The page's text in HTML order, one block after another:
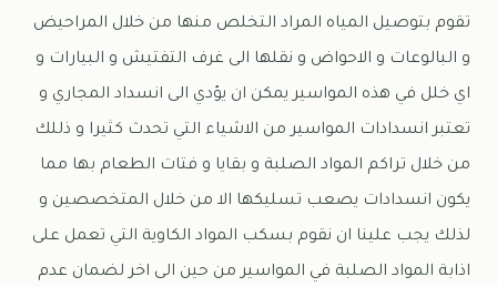
تقوم بتوصيل المياه المراد التخلص منها من خلال المراحيض
و البالوعات و الاحواض و نقلها الى غرف التفتيش و البيارات و
اي خلل في هذه المواسير يمكن ان يؤدي الى انسداد المجاري و
تعتبر انسدادات المواسير من الاشياء التي تحدث كثيرا و ذللك
من خلال تراكم المواد الصلبة و بقايا و فتات الطعام بها مما
يكون انسدادات يصعب تسليكها الا من خلال المتخصصين و
لذلك يجب علينا ان نقوم بسكب المواد الكاوية التي تعمل على
اذابة المواد الصلبة في المواسير من حين الى اخر لضمان عدم